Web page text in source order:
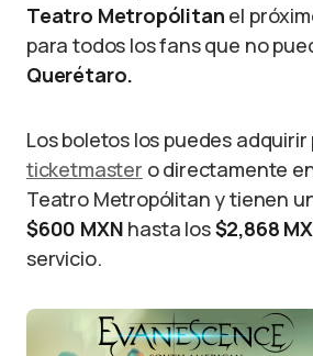
Teatro Metropólitan el
para todos los fans que no
Querétaro.
Los boletos los puedes adquirir
ticketmaster o directamente
Teatro Metropólitan y tienen
$600 MXN hasta los$2,868
servicio.